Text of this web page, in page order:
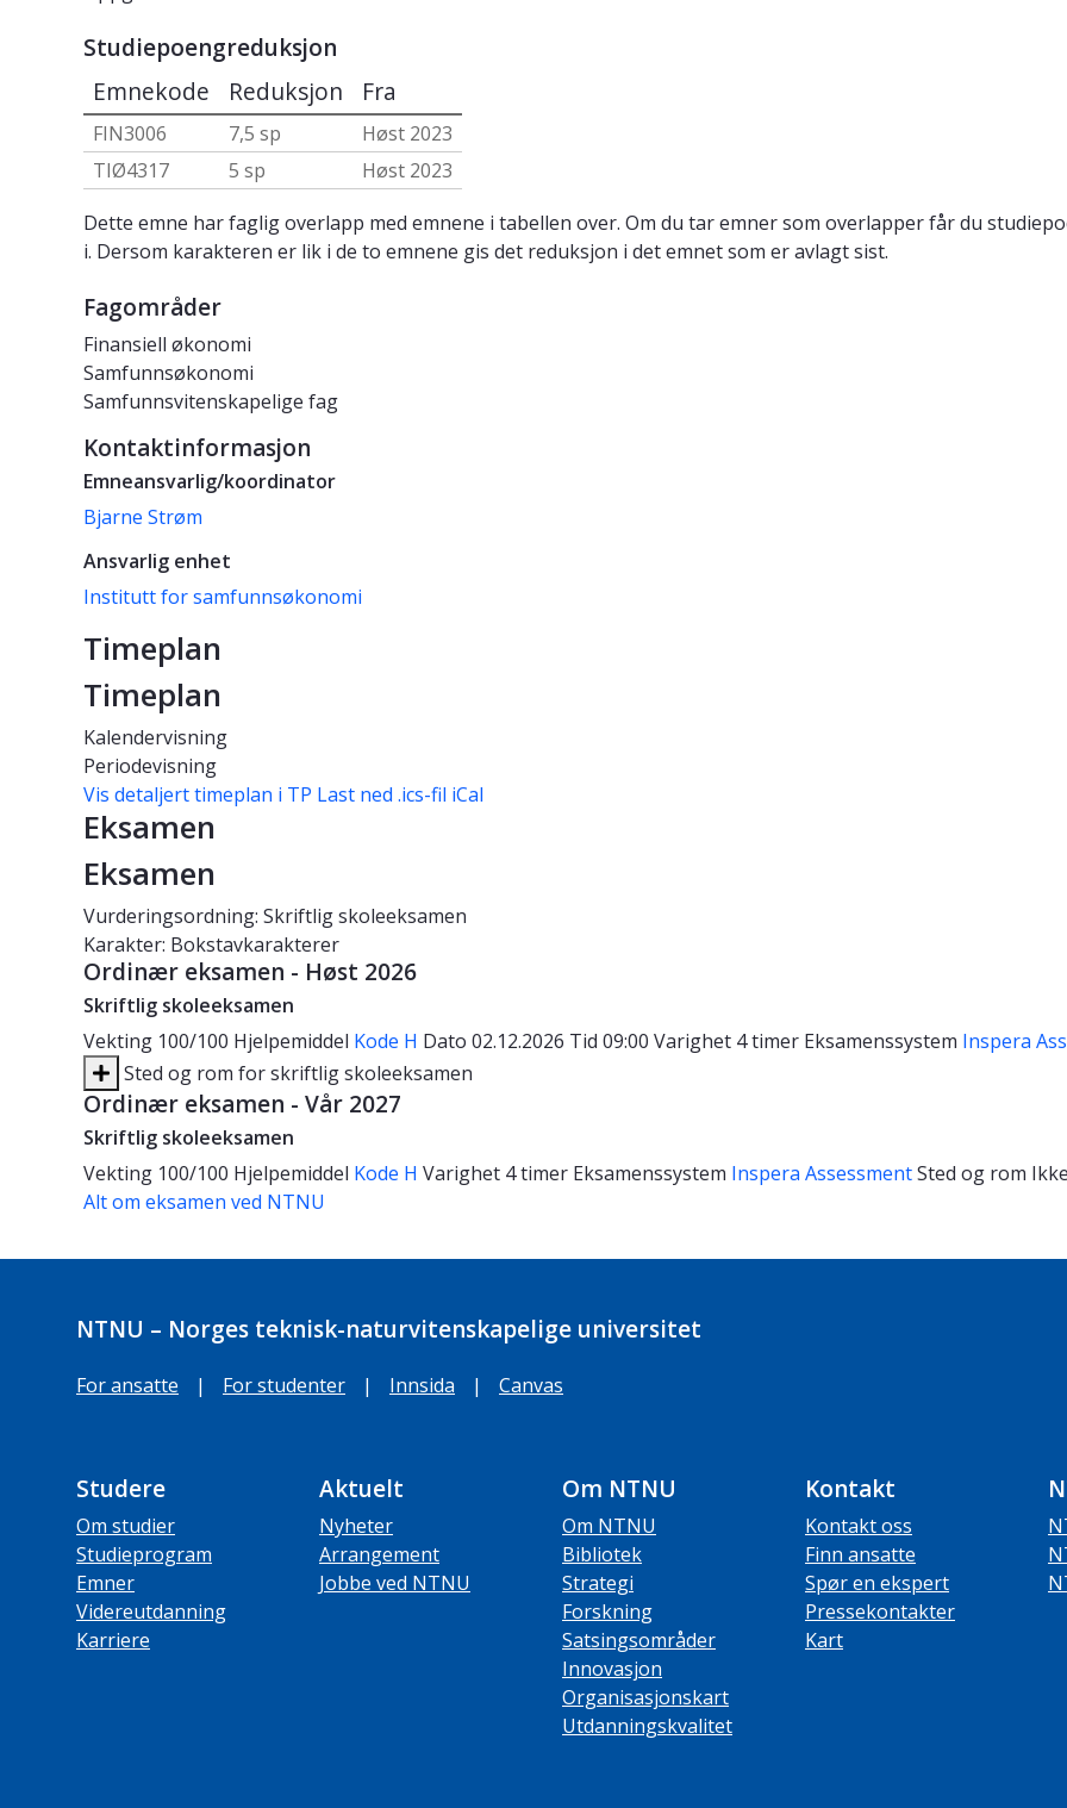
Studiepoengreduksjon
Emnekode Reduksjon Fra
FIN3006 7,5 sp
Høst 2023
TIØ4317
5 sp
Høst 2023
Dette emne har faglig overlapp med emnene i tabellen over. Om du tar emner som overlapper får du
i. Dersom karakteren er lik i de to emnene gis det reduksjon i det emnet som er avlagt sist.
Fagområder
Finansiell økonomi
Samfunnsøkonomi
Samfunnsvitenskapelige fag
Kontaktinformasjon
Emneansvarlig/koordinator
Bjarne Strøm
Ansvarlig enhet
Institutt for samfunnsøkonomi
Timeplan
Timeplan
Kalendervisning
Periodevisning
Vis detaljert timeplan i TP Last ned .ics-fil iCal
Eksamen
Eksamen
Vurderingsordning: Skriftlig skoleeksamen
Karakter: Bokstavkarakterer
Ordinær eksamen - Høst 2026
Skriftlig skoleeksamen
Vekting 100/100 Hjelpemiddel Kode H Dato 02.12.2026 Tid 09:00 Varighet 4 timer Eksamenssystem Inspera
Sted og rom for skriftlig skoleeksamen
Ordinær eksamen - Vår 2027
Skriftlig skoleeksamen
Vekting 100/100 Hjelpemiddel Kode H Varighet 4 timer Eksamenssystem Inspera AssessmentSted og rom
Alt om eksamen ved NTNU
NTNU – Norges teknisk-naturvitenskapelige universitet
For ansatte | For studenter | Innsida | Canvas
Studere
Om studier
Studieprogram
Emner
Videreutdanning
Karriere
Aktuelt
Nyheter
Arrangement
Jobbe ved NTNU
Om NTNU
Om NTNU
Bibliotek
Strategi
Forskning
Satsingsområder
Innovasjon
Organisasjonskart
Utdanningskvalitet
Kontakt
Kontakt oss
Finn ansatte
Spør en ekspert
Pressekontakter
Kart